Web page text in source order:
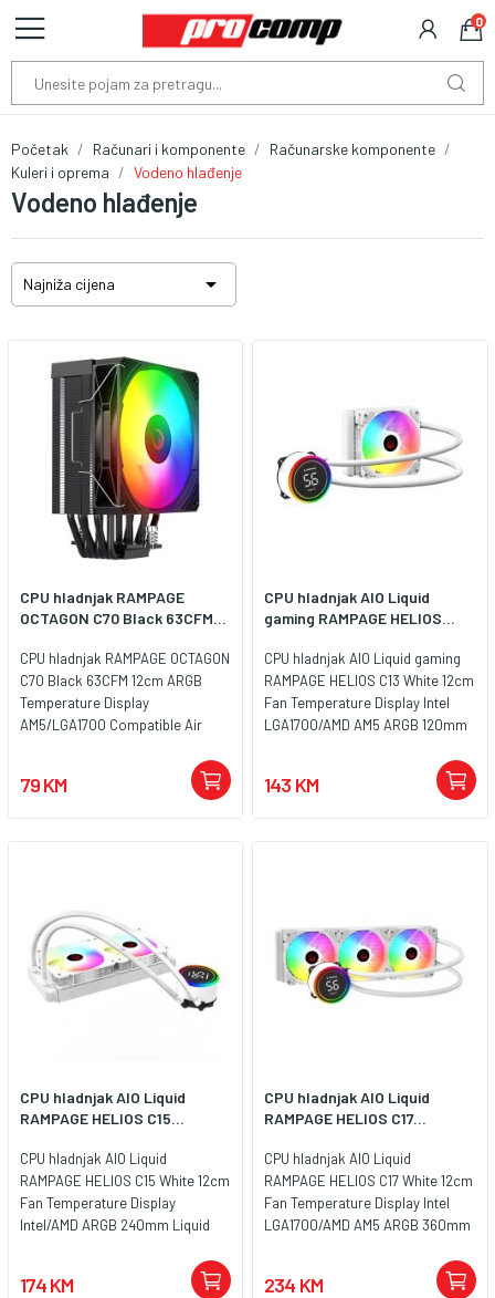
0
Vodeno hlađenje
Početak Računari i komponente
Računarske komponente
Kuleri i oprema
Vodeno hlađenje
Najniža cijena 
CPU hladnjak RAMPAGE
OCTAGON C70 Black 63CFM...
CPU hladnjak RAMPAGE OCTAGON
C70 Black 63CFM 12cm ARGB
Temperature Display
AM5/LGA1700 Compatible Air
79 KM
CPU hladnjak AIO Liquid
gaming RAMPAGE HELIOS...
CPU hladnjak AIO Liquid gaming
RAMPAGE HELIOS C13 White 12cm
Fan Temperature Display Intel
LGA1700/AMD AM5 ARGB 120mm
143 KM
CPU hladnjak AIO Liquid
RAMPAGE HELIOS C15...
CPU hladnjak AIO Liquid
RAMPAGE HELIOS C15 White 12cm
Fan Temperature Display
Intel/AMD ARGB 240mm Liquid
174 KM
CPU hladnjak AIO Liquid
RAMPAGE HELIOS C17...
CPU hladnjak AIO Liquid
RAMPAGE HELIOS C17 White 12cm
Fan Temperature Display Intel
LGA1700/AMD AM5 ARGB 360mm
234 KM